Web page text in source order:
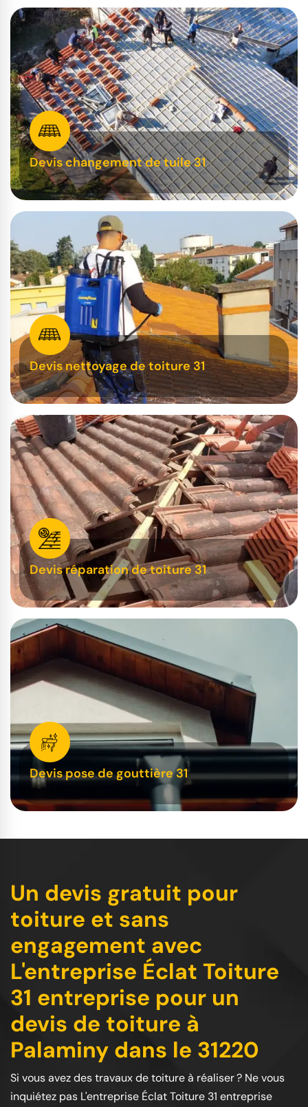
Devis changement de tuile 31
Devis nettoyage de toiture 31
Devis réparation de toiture 31
Devis pose de gouttière 31
Un devis gratuit pour
toiture et sans
engagement avec
L'entreprise Éclat Toiture
31 entreprise pour un
devis de toiture à
Palaminy dans le 31220
Si vous avez des travaux de toiture à réaliser ? Ne vous
inquiétez pas L'entreprise Éclat Toiture 31 entreprise